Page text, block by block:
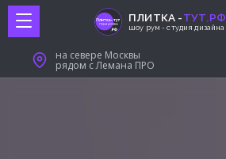
ПЛИТКА -ТУТ.РФ
шоу рум - студия дизайна
на севере Москвы
рядом с Лемана ПРО